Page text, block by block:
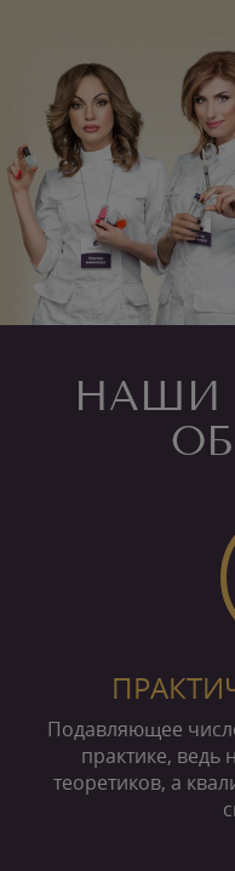
НАШИ
Подавляющее
практике, ведь
теоретиков, а